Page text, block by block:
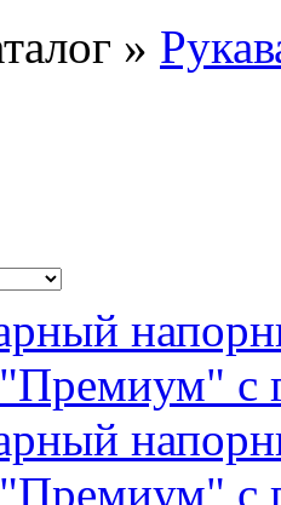
»
"Премиум" с
"Премиум" с